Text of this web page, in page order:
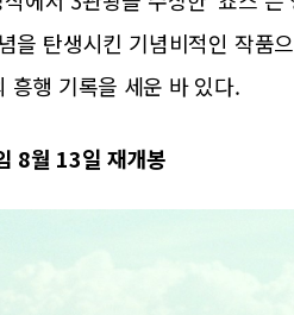
을 탄생시킨 기념비적인 작품
흥행 기록을 세운 바 있다.
8월 13일 재개봉